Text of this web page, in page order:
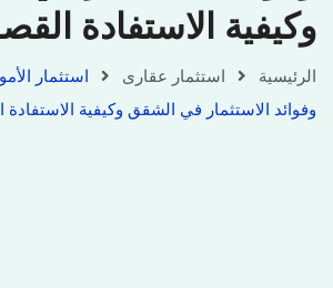
وكيفية الاستفادة
الرئيسية استثمار عقارى
استثمار
وفوائد الاستثمار في الشقق وكيفية